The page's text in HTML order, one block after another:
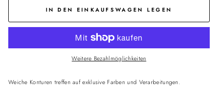
IN DEN EINKAUFSWAGEN LEGEN
Weitere Bezahlmöglichkeiten
Weiche Konturen treffen auf exklusive Farben und Verarbeitungen.